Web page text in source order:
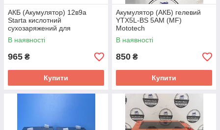
АКБ (Акумулятор) 12в9а
Starta кислотний
сухозаряжений для
мотоцикла МТ/ІЖ плоска
клема
В наявності
965 ₴
Купити
Акумулятор (АКБ) гелевий
YTX5L-BS 5АМ (MF)
Mototech
В наявності
850 ₴
Купити